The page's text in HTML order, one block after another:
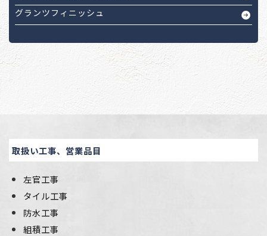
グランツフィニッシュ
取扱い工事、営業品目
左官工事
タイル工事
防水工事
組積工事